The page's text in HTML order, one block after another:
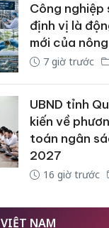
Công nghiệp
định vị là
mới của
7 giờ trước
UBND tỉnh
kiến về
toán ngân
2027
16 giờ trước
NAM